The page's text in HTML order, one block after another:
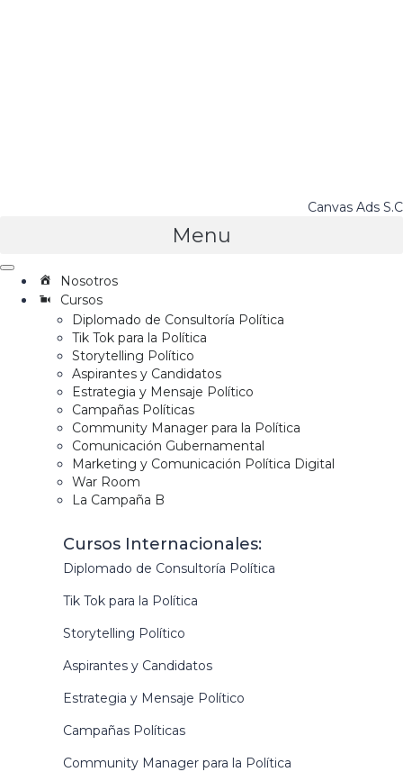
Canvas Ads S.C
Menu
Nosotros
Cursos
Diplomado de Consultoría Política
Tik Tok para la Política
Storytelling Político
Aspirantes y Candidatos
Estrategia y Mensaje Político
Campañas Políticas
Community Manager para la Política
Comunicación Gubernamental
Marketing y Comunicación Política Digital
War Room
La Campaña B
Cursos Internacionales:
Diplomado de Consultoría Política
Tik Tok para la Política
Storytelling Político
Aspirantes y Candidatos
Estrategia y Mensaje Político
Campañas Políticas
Community Manager para la Política